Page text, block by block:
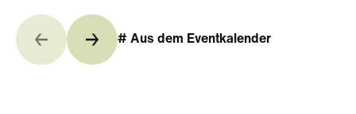
# Aus dem Eventkalender